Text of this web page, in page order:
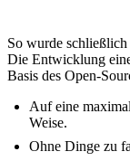
So wurde schließlich
Die Entwicklung
Basis des Open-
Auf eine
Weise.
Ohne Dinge zu